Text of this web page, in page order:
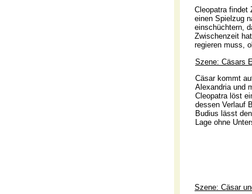
Cleopatra findet
einen Spielzug
einschüchtern,
Zwischenzeit
regieren muss,
Szene: Cäsars
Cäsar kommt
Alexandria und
Cleopatra löst
dessen Verlauf
Budius lässt
Lage ohne
Szene: Cäsar